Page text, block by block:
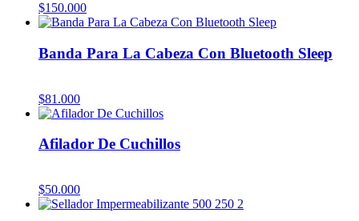
$150.000
Banda Para La Cabeza Con Bluetooth Sleep
$81.000
Afilador De Cuchillos
$50.000